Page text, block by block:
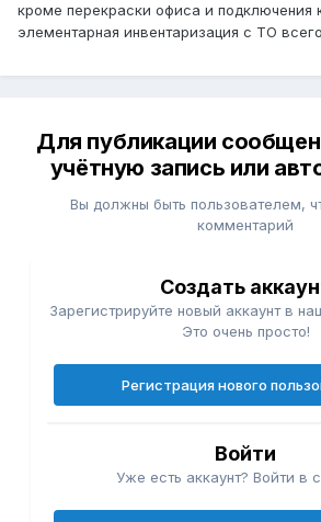
кроме перекраски офиса и подключения
элементарная инвентаризация с ТО
Для публикации
учётную запись или
Вы должны быть пользователем,
комментарий
Создать
Зарегистрируйте новый аккаунт в
Это очень просто!
Регистрация нового
Войти
Уже есть аккаунт? Войти в